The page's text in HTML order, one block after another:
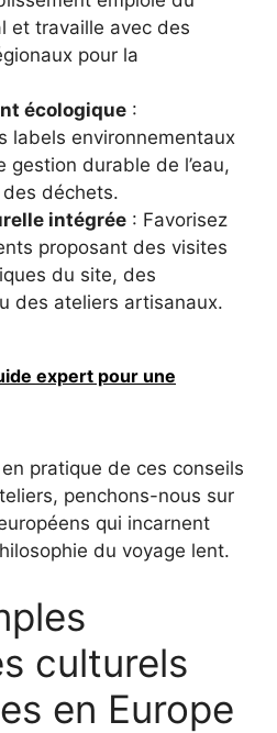
et travaille avec des
pour la
écologique :
labels environnementaux
gestion durable de l’eau,
des déchets.
intégrée : Favorisez
proposant des visites
du site, des
des ateliers artisanaux.
expert pour une
pratique de ces conseils
penchons-nous sur
qui incarnent
du voyage lent.
culturels
en Europe